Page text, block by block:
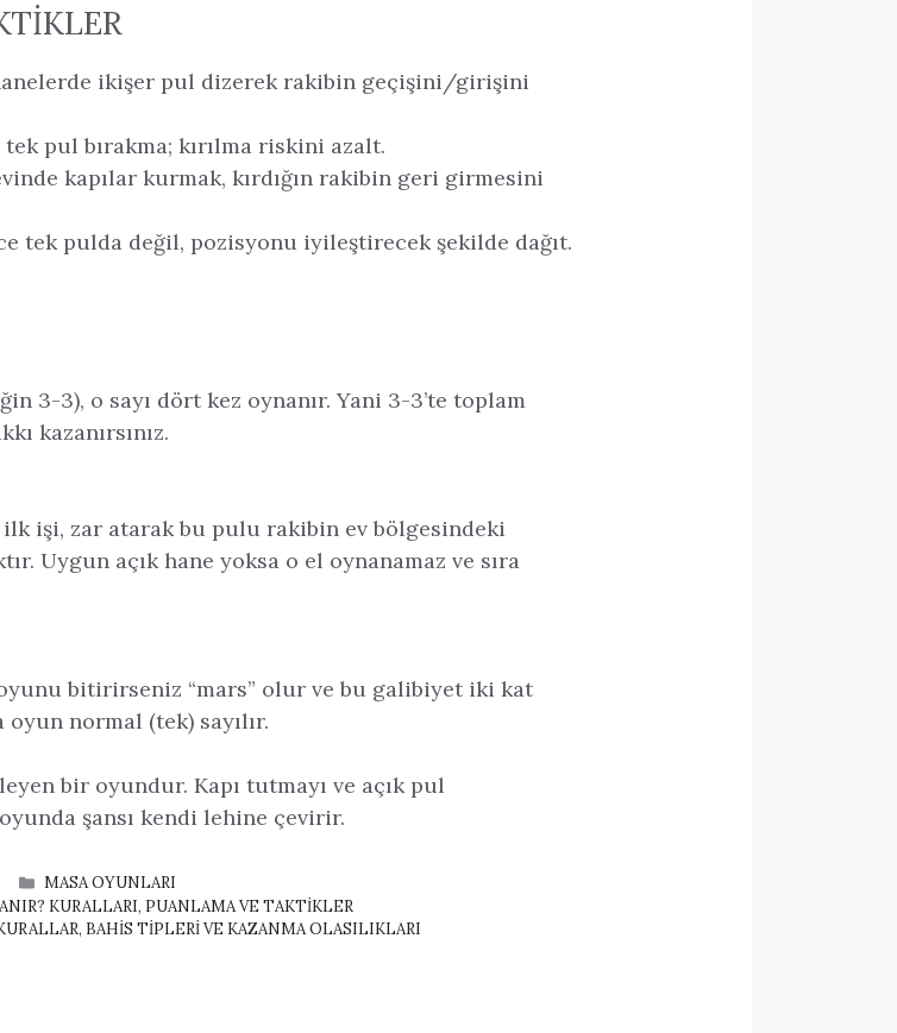
ikişer pul dizerek rakibin geçişini/girişini
pul bırakma; kırılma riskini azalt.
kapılar kurmak, kırdığın rakibin geri girmesini
tek pulda değil, pozisyonu iyileştirecek şekilde dağıt.
3-3), o sayı dört kez oynanır. Yani 3-3’te toplam
kazanırsınız.
işi, zar atarak bu pulu rakibin ev bölgesindeki
Uygun açık hane yoksa o el oynanamaz ve sıra
bitirirseniz “mars” olur ve bu galibiyet iki kat
oyun normal (tek) sayılır.
bir oyundur. Kapı tutmayı ve açık pul
şansı kendi lehine çevirir.
KATEGORILER
MASA OYUNLARI
KURALLARI, PUANLAMA VE TAKTIKLER
BAHIS TIPLERI VE KAZANMA OLASILIKLARI